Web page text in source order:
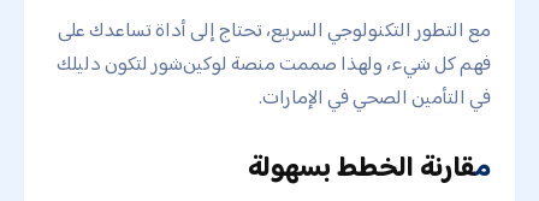
مع التطور التكنولوجي السريع، تحتاج إلى أداة تساعدك على
فهم كل شيء، ولهذا صممت منصة لوكين‌شور لتكون دليلك
في التأمين الصحي في الإمارات.
مقارنة الخطط بسهولة